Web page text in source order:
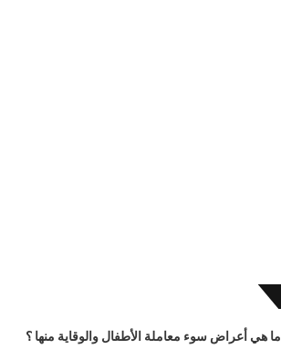
ما هي أعراض سوء معاملة الأطفال والوقاية منها ؟